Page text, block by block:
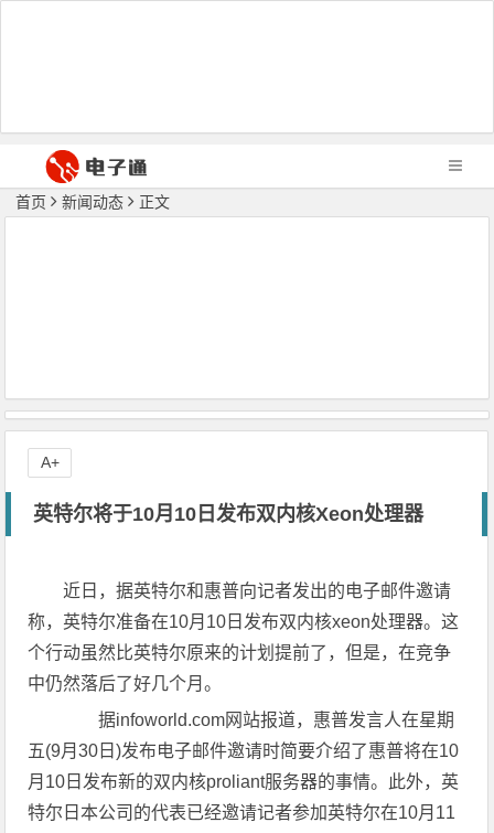
首页 新闻动态 正文
英特尔将于10月10日发布双内核Xeon处理器
近日，据英特尔和惠普向记者发出的电子邮件邀请
称，英特尔准备在10月10日发布双内核xeon处理器。这
个行动虽然比英特尔原来的计划提前了，但是，在竞争
中仍然落后了好几个月。
据infoworld.com网站报道，惠普发言人在星期
五(9月30日)发布电子邮件邀请时简要介绍了惠普将在10
月10日发布新的双内核proliant服务器的事情。此外，英
特尔日本公司的代表已经邀请记者参加英特尔在10月11
A+